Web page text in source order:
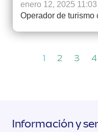
enero 12, 2025
Operador de turismo
1 2 3 4
Información y